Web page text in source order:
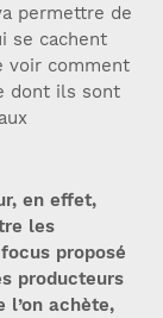
permettre de
se cachent
voir comment
dont ils sont
en effet,
les
proposé
producteurs
l’on achète,